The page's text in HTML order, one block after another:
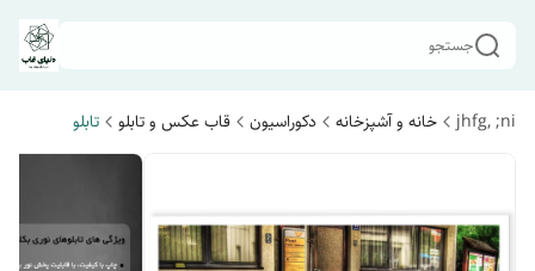
جستجو
jhfg, ;ni خانه و آشپزخانه دکوراسیون قاب عکس و تابلو تابلو